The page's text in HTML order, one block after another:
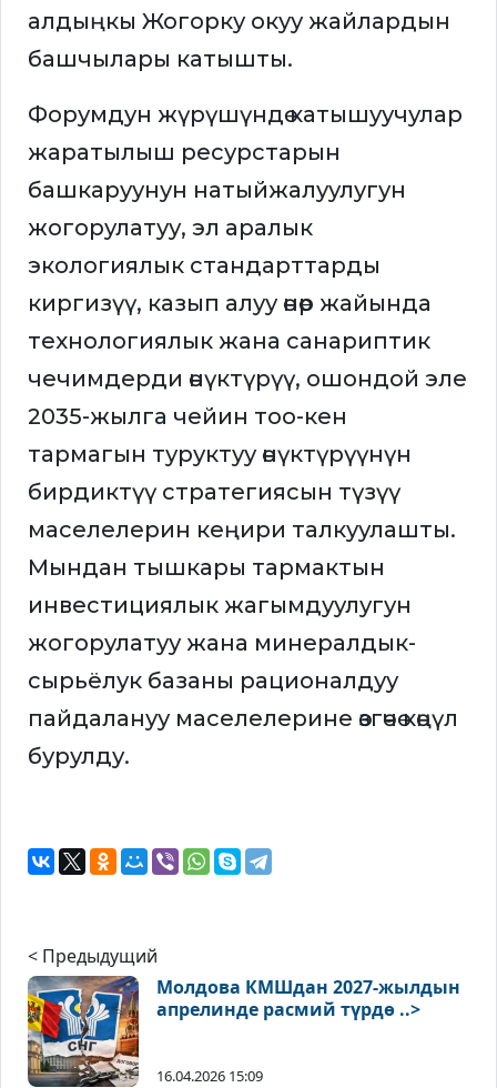
алдыңкы Жогорку окуу жайлардын
башчылары катышты.
Форумдун жүрүшүндө катышуучулар
жаратылыш ресурстарын
башкаруунун натыйжалуулугун
жогорулатуу, эл аралык
экологиялык стандарттарды
киргизүү, казып алуу өнөр жайында
технологиялык жана санариптик
чечимдерди өнүктүрүү, ошондой эле
2035-жылга чейин тоо-кен
тармагын туруктуу өнүктүрүүнүн
бирдиктүү стратегиясын түзүү
маселелерин кеңири талкуулашты.
Мындан тышкары тармактын
инвестициялык жагымдуулугун
жогорулатуу жана минералдык-
сырьёлук базаны рационалдуу
пайдалануу маселелерине өзгөчө көңүл
бурулду.
< Предыдущий
Молдова КМШдан 2027-жылдын
апрелинде расмий түрдө ..>
16.04.2026 15:09